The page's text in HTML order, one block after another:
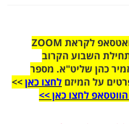
הצטרפו לקבוצת הוואטסאפ לקראת ZOOM
השבוע הקרוב
כהן שליט"א. מספר
על המיזם לחצו כאן>>
לחצו כאן >>